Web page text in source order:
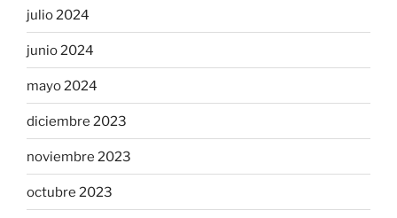
julio 2024
junio 2024
mayo 2024
diciembre 2023
noviembre 2023
octubre 2023